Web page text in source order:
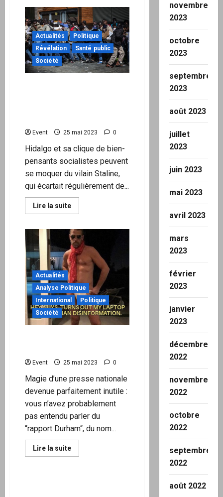
Philippe
Guillemant
:
Shadow-
banning
par
facebook
et
youtube
Actualités
Politique
Révélation
Santé public
Société
Event 25 mai 2023 0
Hidalgo et sa clique de bien-
pensants socialistes peuvent
se moquer du vilain Staline,
qui écartait régulièrement de...
Lire la suiteEn
savoir
Les
SDF
et
migrants
parisiens
seront
déportés
en
Bretagne
pendant
les
JO
2024
!
Actualités
Analyse Politique
International
Politique
Société
Event 25 mai 2023 0
Magie d’une presse nationale
devenue parfaitement inutile :
vous n’avez probablement
pas entendu parler du
“rapport Durham“, du nom...
Lire la suiteEn
savoir
Clef de lecture
International
novembre
2023
octobre
2023
septembre
2023
août 2023
juillet
2023
juin 2023
mai 2023
avril 2023
mars
2023
février
2023
janvier
2023
décembre
2022
novembre
2022
octobre
2022
septembre
2022
août 2022